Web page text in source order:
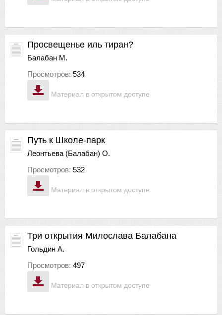
Материал в открытом доступе
Просвещенье иль тиран?
Балабан М.
Просмотров: 534
Материал в открытом доступе
Путь к Школе-парк
Леонтьева (Балабан) О.
Просмотров: 532
Материал в открытом доступе
Три открытия Милослава Балабана
Гольдин А.
Просмотров: 497